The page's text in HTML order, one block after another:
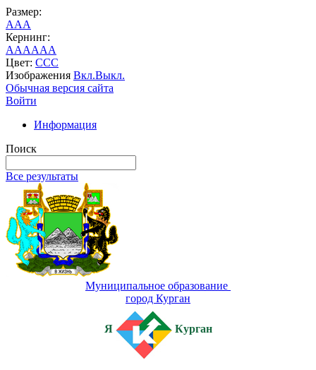
Размер:
AAA
Кернинг:
AAAAAA
Цвет: CCC
Изображения Вкл.Выкл.
Обычная версия сайта
Войти
Информация
Поиск
Все результаты
Муниципальное образование
город Курган
Я Курган